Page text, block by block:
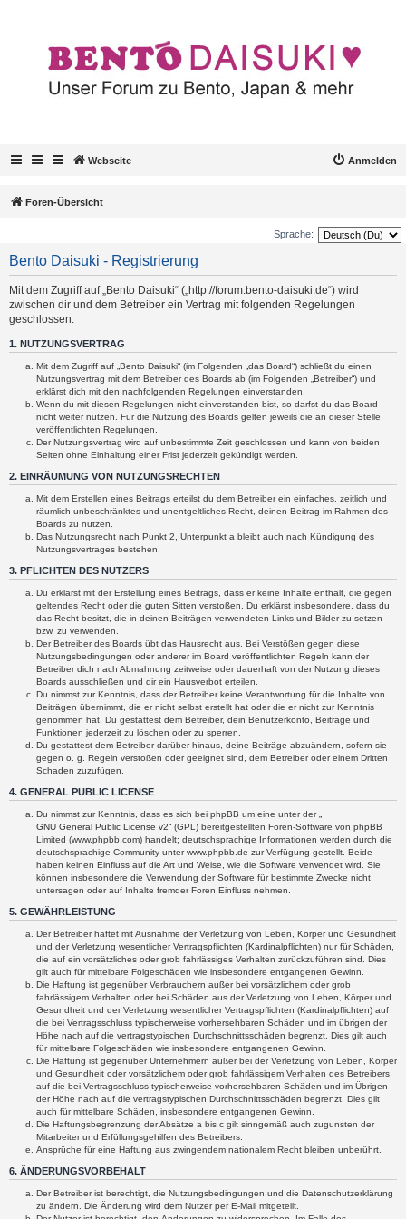
Webseite Anmelden
Foren-Übersicht
Sprache:
Bento Daisuki - Registrierung
Mit dem Zugriff auf „Bento Daisuki“ („http://forum.bento-daisuki.de“) wird
zwischen dir und dem Betreiber ein Vertrag mit folgenden Regelungen
geschlossen:
1. NUTZUNGSVERTRAG
Mit dem Zugriff auf „Bento Daisuki“ (im Folgenden „das Board“) schließt du einen
Nutzungsvertrag mit dem Betreiber des Boards ab (im Folgenden „Betreiber“) und
erklärst dich mit den nachfolgenden Regelungen einverstanden.
Wenn du mit diesen Regelungen nicht einverstanden bist, so darfst du das Board
nicht weiter nutzen. Für die Nutzung des Boards gelten jeweils die an dieser Stelle
veröffentlichten Regelungen.
Der Nutzungsvertrag wird auf unbestimmte Zeit geschlossen und kann von beiden
Seiten ohne Einhaltung einer Frist jederzeit gekündigt werden.
2. EINRÄUMUNG VON NUTZUNGSRECHTEN
Mit dem Erstellen eines Beitrags erteilst du dem Betreiber ein einfaches, zeitlich und
räumlich unbeschränktes und unentgeltliches Recht, deinen Beitrag im Rahmen des
Boards zu nutzen.
Das Nutzungsrecht nach Punkt 2, Unterpunkt a bleibt auch nach Kündigung des
Nutzungsvertrages bestehen.
3. PFLICHTEN DES NUTZERS
Du erklärst mit der Erstellung eines Beitrags, dass er keine Inhalte enthält, die gegen
geltendes Recht oder die guten Sitten verstoßen. Du erklärst insbesondere, dass du
das Recht besitzt, die in deinen Beiträgen verwendeten Links und Bilder zu setzen
bzw. zu verwenden.
Der Betreiber des Boards übt das Hausrecht aus. Bei Verstößen gegen diese
Nutzungsbedingungen oder anderer im Board veröffentlichten Regeln kann der
Betreiber dich nach Abmahnung zeitweise oder dauerhaft von der Nutzung dieses
Boards ausschließen und dir ein Hausverbot erteilen.
Du nimmst zur Kenntnis, dass der Betreiber keine Verantwortung für die Inhalte von
Beiträgen übernimmt, die er nicht selbst erstellt hat oder die er nicht zur Kenntnis
genommen hat. Du gestattest dem Betreiber, dein Benutzerkonto, Beiträge und
Funktionen jederzeit zu löschen oder zu sperren.
Du gestattest dem Betreiber darüber hinaus, deine Beiträge abzuändern, sofern sie
gegen o. g. Regeln verstoßen oder geeignet sind, dem Betreiber oder einem Dritten
Schaden zuzufügen.
4. GENERAL PUBLIC LICENSE
Du nimmst zur Kenntnis, dass es sich bei phpBB um eine unter der „
GNU General Public License v2“ (GPL) bereitgestellten Foren-Software von phpBB
Limited (www.phpbb.com) handelt; deutschsprachige Informationen werden durch die
deutschsprachige Community unter www.phpbb.de zur Verfügung gestellt. Beide
haben keinen Einfluss auf die Art und Weise, wie die Software verwendet wird. Sie
können insbesondere die Verwendung der Software für bestimmte Zwecke nicht
untersagen oder auf Inhalte fremder Foren Einfluss nehmen.
5. GEWÄHRLEISTUNG
Der Betreiber haftet mit Ausnahme der Verletzung von Leben, Körper und Gesundheit
und der Verletzung wesentlicher Vertragspflichten (Kardinalpflichten) nur für Schäden,
die auf ein vorsätzliches oder grob fahrlässiges Verhalten zurückzuführen sind. Dies
gilt auch für mittelbare Folgeschäden wie insbesondere entgangenen Gewinn.
Die Haftung ist gegenüber Verbrauchern außer bei vorsätzlichem oder grob
fahrlässigem Verhalten oder bei Schäden aus der Verletzung von Leben, Körper und
Gesundheit und der Verletzung wesentlicher Vertragspflichten (Kardinalpflichten) auf
die bei Vertragsschluss typischerweise vorhersehbaren Schäden und im übrigen der
Höhe nach auf die vertragstypischen Durchschnittsschäden begrenzt. Dies gilt auch
für mittelbare Folgeschäden wie insbesondere entgangenen Gewinn.
Die Haftung ist gegenüber Unternehmern außer bei der Verletzung von Leben, Körper
und Gesundheit oder vorsätzlichem oder grob fahrlässigem Verhalten des Betreibers
auf die bei Vertragsschluss typischerweise vorhersehbaren Schäden und im Übrigen
der Höhe nach auf die vertragstypischen Durchschnittsschäden begrenzt. Dies gilt
auch für mittelbare Schäden, insbesondere entgangenen Gewinn.
Die Haftungsbegrenzung der Absätze a bis c gilt sinngemäß auch zugunsten der
Mitarbeiter und Erfüllungsgehilfen des Betreibers.
Ansprüche für eine Haftung aus zwingendem nationalem Recht bleiben unberührt.
6. ÄNDERUNGSVORBEHALT
Der Betreiber ist berechtigt, die Nutzungsbedingungen und die Datenschutzerklärung
zu ändern. Die Änderung wird dem Nutzer per E-Mail mitgeteilt.